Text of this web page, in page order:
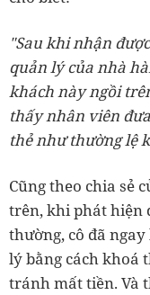
"Sau khi nhận
quản lý của nhà
khách này ngồi
thấy nhân viên
thẻ như thường lệ
Cũng theo chia sẻ
trên, khi phát hiện
thường, cô đã
lý bằng cách khoá
tránh mất tiền. Và